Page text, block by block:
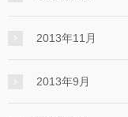
2013年11月
2013年9月